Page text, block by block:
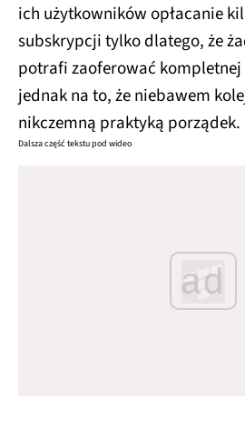
ich użytkowników opłacanie
subskrypcji tylko dlatego, że
potrafi zaoferować
jednak na to, że niebawem
nikczemną praktyką porządek.
Dalsza część tekstu pod wideo
ad